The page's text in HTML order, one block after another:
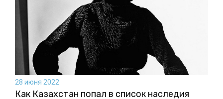
28 июня 2022
Как Казахстан попал в список наследия